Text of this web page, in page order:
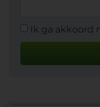
Ik ga akkoord